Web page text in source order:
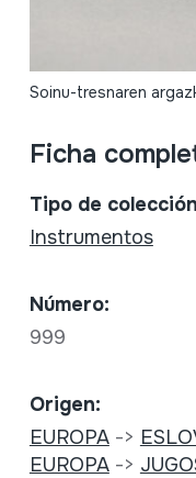
Soinu-tresnaren
Ficha
Tipo de
Instrumentos
Número:
999
Origen:
EUROPA->
EUROPA->